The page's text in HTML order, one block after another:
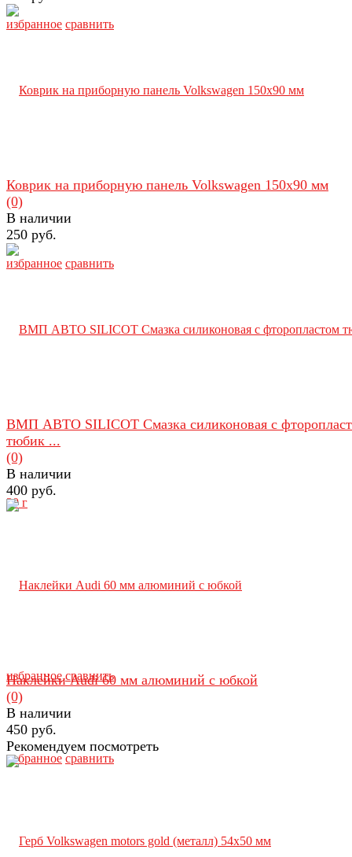
избранное сравнить
избранное сравнить
Коврик на приборную панель Volkswagen 150х90 мм
(0)
В наличии
250 руб.
избранное сравнить
ВМП АВТО SILICOT Смазка силиконовая с
тюбик ...
(0)
В наличии
400 руб.
избранное сравнить
Наклейки Audi 60 мм алюминий с юбкой
(0)
В наличии
450 руб.
Рекомендуем посмотреть